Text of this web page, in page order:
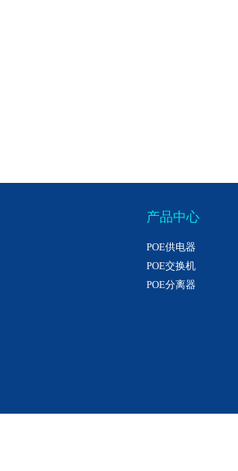
产品中心
POE供电器
POE交换机
POE分离器